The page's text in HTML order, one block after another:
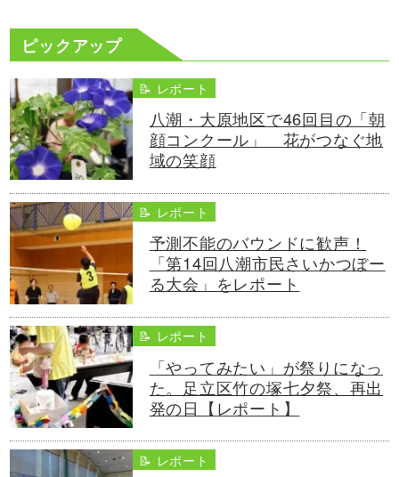
ピックアップ
📝 レポート
八潮・大原地区で46回目の「朝
顔コンクール」 花がつなぐ地
域の笑顔
📝 レポート
予測不能のバウンドに歓声！
「第14回八潮市民さいかつぼー
る大会」をレポート
📝 レポート
「やってみたい」が祭りになっ
た。足立区竹の塚七夕祭、再出
発の日【レポート】
📝 レポート